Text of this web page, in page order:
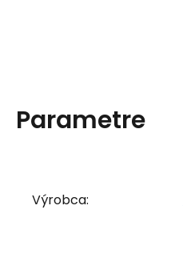
Parametre
Výrobca: